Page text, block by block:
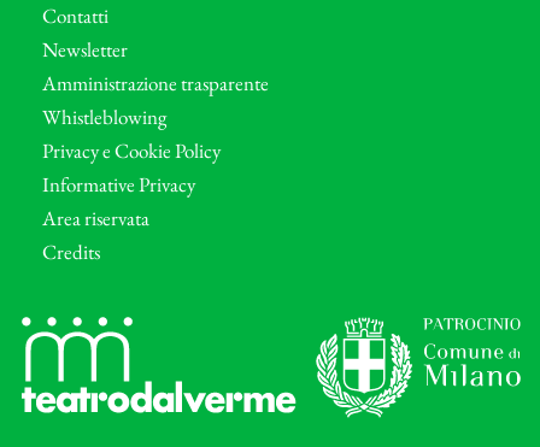
Contatti
Newsletter
Amministrazione trasparente
Whistleblowing
Privacy e Cookie Policy
Informative Privacy
Area riservata
Credits